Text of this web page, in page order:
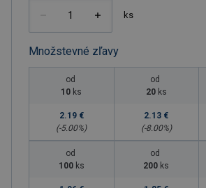
ks
Množstevné zľavy
od
10 ks
2.19 €
(-5.00%)
od
20 ks
2.13 €
(-8.00%)
od
100 ks
od
200 ks